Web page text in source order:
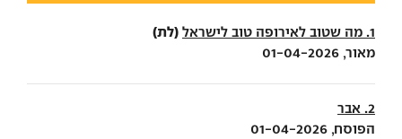
1. מה שטוב לאירופה טוב לישראל (לת)
מאור, 01-04-2026
2. אבר
הפוסח, 01-04-2026